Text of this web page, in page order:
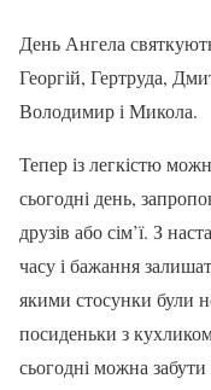
День Ангела
Георгій, Гертруда,
Володимир і Микола.
Тепер із легкістю
сьогодні день,
друзів або сім’ї. З
часу і бажання
якими стосунки були
посиденьки з
сьогодні можна